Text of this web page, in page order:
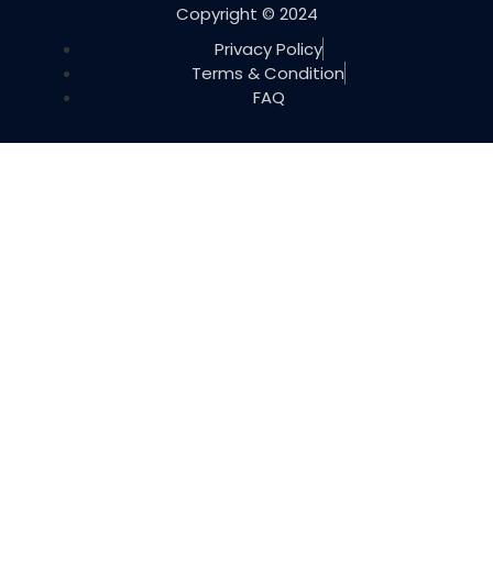
Copyright © 2024
Privacy Policy
Terms & Condition
FAQ